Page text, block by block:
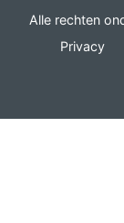
Alle rechten
Privacy